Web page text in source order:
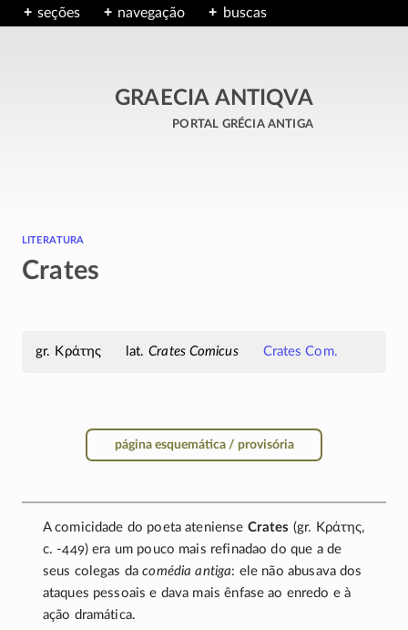
seções navegação buscas
GRAECIA ANTIQVA
portal grécia antiga
literatura
Crates
Κράτης Crates Comicus Crates Com.
página esquemática / provisória
A comicidade do poeta ateniense Crates (gr. Κράτης,
c. -449) era um pouco mais refinadao do que a de
seus colegas dacomédia antiga: ele não abusava dos
ataques pessoais e dava mais ênfase ao enredo e à
ação dramática.